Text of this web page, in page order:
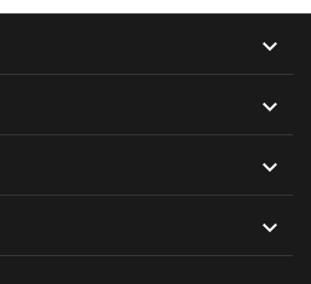



